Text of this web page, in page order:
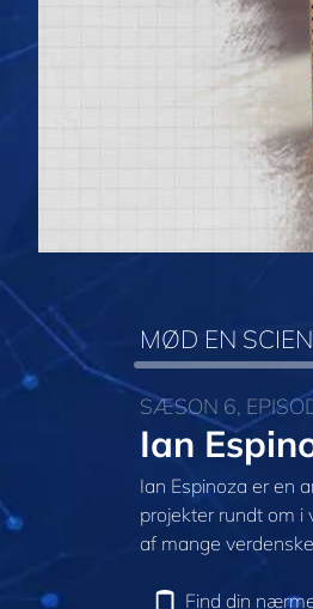
MØD EN
SÆSON 6,
Ian
Ian Espinoza er en
projekter rundt om i
af mange
Find din